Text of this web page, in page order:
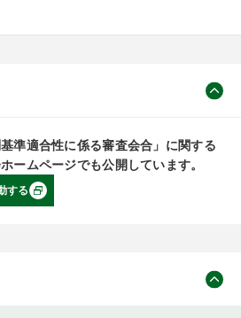
準適合性に係る審査会合」に関する
ームページでも公開しています。
する